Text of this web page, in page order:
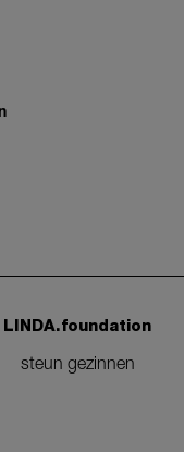
LINDA.foundation
steun gezinnen